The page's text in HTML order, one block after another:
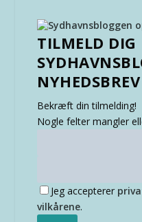
TILMELD DIG
NYHEDSBREV
Bekræft din tilmelding!
Nogle felter mangler
Jeg accepterer
vilkårene.